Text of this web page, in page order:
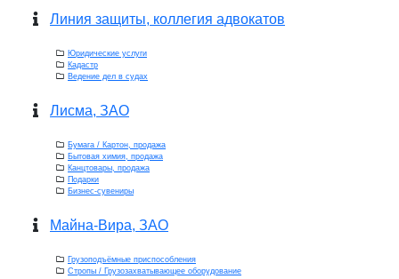
Линия защиты, коллегия адвокатов
Юридические услуги
Кадастр
Ведение дел в судах
Лисма, ЗАО
Бумага / Картон, продажа
Бытовая химия, продажа
Канцтовары, продажа
Подарки
Бизнес-сувениры
Майна-Вира, ЗАО
Грузоподъёмные приспособления
Стропы / Грузозахватывающее оборудование